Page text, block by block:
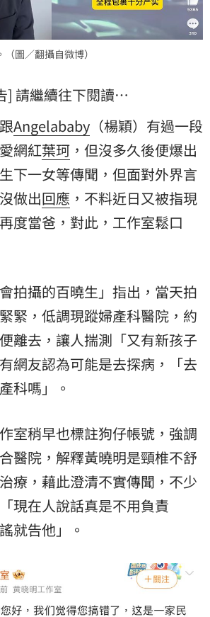
圖／翻攝自微博）
] 請繼續往下閱讀…
跟Angelababy （楊穎）有過一段
網紅葉珂 ，但沒多久後便爆出
下一女等傳聞，但面對外界言
做出回應 ，不料近日又被指現
度當爸，對此，工作室鬆口
會拍攝的百曉生」指出，當天拍
緊，低調現蹤婦產科醫院，約
離去，讓人揣測「又有新孩子
網友認為可能是去探病，「去
科嗎」。
室稍早也標註狗仔帳號，強調
醫院，解釋黃曉明是頸椎不舒
療，藉此澄清不實傳聞，不少
現在人說話真是不用負責
就告他」。